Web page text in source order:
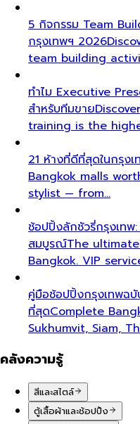
5 กิจกรรม Team
กรุงเทพฯ 2026
team building
ทำไม Executive
สำหรับทีมขาย
training is the
21 ห้างที่ดีที่สุดในกรุ
Bangkok malls
stylist — from…
ช้อปปิ้งลักชัวรี่กรุงเท
สมบูรณ์The
Bangkok. VIP
คู่มือช้อปปิ้งกรุงเทพฉ
ที่สุดComplete
Sukhumvit, Siam,
คลังความรู้
สีและสไตล์
ตู้เสื้อผ้าและช้อปปิ้ง